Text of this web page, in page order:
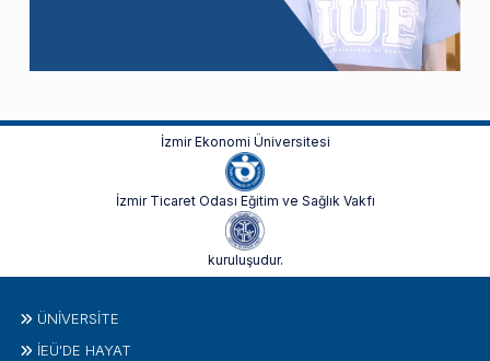
İzmir Ekonomi Üniversitesi
İzmir Ticaret Odası Eğitim ve Sağlık Vakfı
kuruluşudur.
ÜNIVERSITE
İEÜ'DE HAYAT